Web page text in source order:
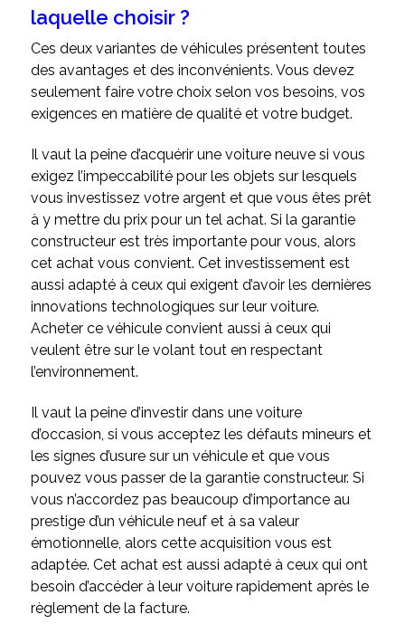
laquelle choisir ?
Ces deux variantes de véhicules présentent toutes
des avantages et des inconvénients. Vous devez
seulement faire votre choix selon vos besoins, vos
exigences en matière de qualité et votre budget.
Il vaut la peine d’acquérir une voiture neuve si vous
exigez l’impeccabilité pour les objets sur lesquels
vous investissez votre argent et que vous êtes prêt
à y mettre du prix pour un tel achat. Si la garantie
constructeur est très importante pour vous, alors
cet achat vous convient. Cet investissement est
aussi adapté à ceux qui exigent d’avoir les dernières
innovations technologiques sur leur voiture.
Acheter ce véhicule convient aussi à ceux qui
veulent être sur le volant tout en respectant
l’environnement.
Il vaut la peine d’investir dans une voiture
d’occasion, si vous acceptez les défauts mineurs et
les signes d’usure sur un véhicule et que vous
pouvez vous passer de la garantie constructeur. Si
vous n’accordez pas beaucoup d’importance au
prestige d’un véhicule neuf et à sa valeur
émotionnelle, alors cette acquisition vous est
adaptée. Cet achat est aussi adapté à ceux qui ont
besoin d’accéder à leur voiture rapidement après le
règlement de la facture.